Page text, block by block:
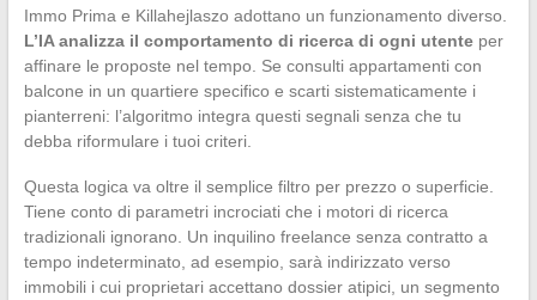
Immo Prima e Killahejlaszo adottano un funzionamento diverso.
L’IA analizza il comportamento di ricerca di ogni utenteper
affinare le proposte nel tempo. Se consulti appartamenti con
balcone in un quartiere specifico e scarti sistematicamente i
pianterreni: l’algoritmo integra questi segnali senza che tu
debba riformulare i tuoi criteri.
Questa logica va oltre il semplice filtro per prezzo o superficie.
Tiene conto di parametri incrociati che i motori di ricerca
tradizionali ignorano. Un inquilino freelance senza contratto a
tempo indeterminato, ad esempio, sarà indirizzato verso
immobili i cui proprietari accettano dossier atipici, un segmento